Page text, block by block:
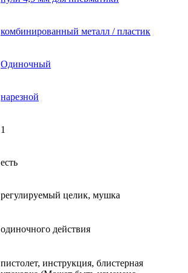
комбинированный металл / пластик
Одиночный
нарезной
1
есть
регулируемый целик, мушка
одиночного действия
пистолет, инструкция, блистерная